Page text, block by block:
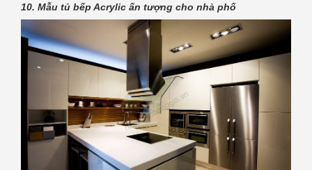
10. Mẫu tủ bếp Acrylic ấn tượng cho nhà phố